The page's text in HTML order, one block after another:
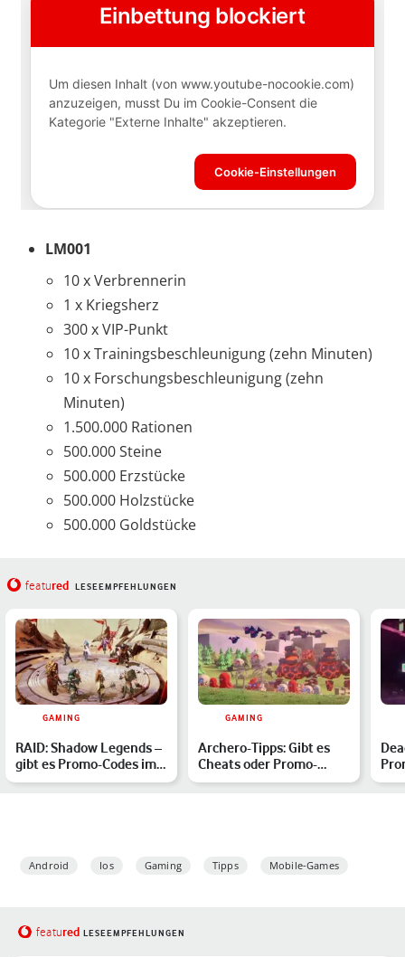
LM001
10 x Verbrennerin
1 x Kriegsherz
300 x VIP-Punkt
10 x Trainingsbeschleunigung (zehn Minuten)
10 x Forschungsbeschleunigung (zehn
Minuten)
1.500.000 Rationen
500.000 Steine
500.000 Erzstücke
500.000 Holzstücke
500.000 Goldstücke
featured LESEEMPFEHLUNGEN
GAMING
RAID: Shadow Legends –
gibt es Promo-Codes im
März 2026?
GAMING
Archero-Tipps: Gibt es
Cheats oder Promo-
Codes für das
Android Ios Gaming Tipps Mobile-Games
featured LESEEMPFEHLUNGEN